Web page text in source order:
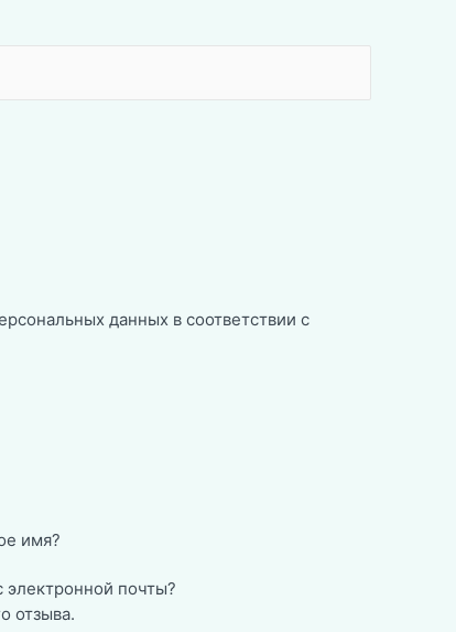
данных в соответствии с
имя?
электронной почты?
отзыва.